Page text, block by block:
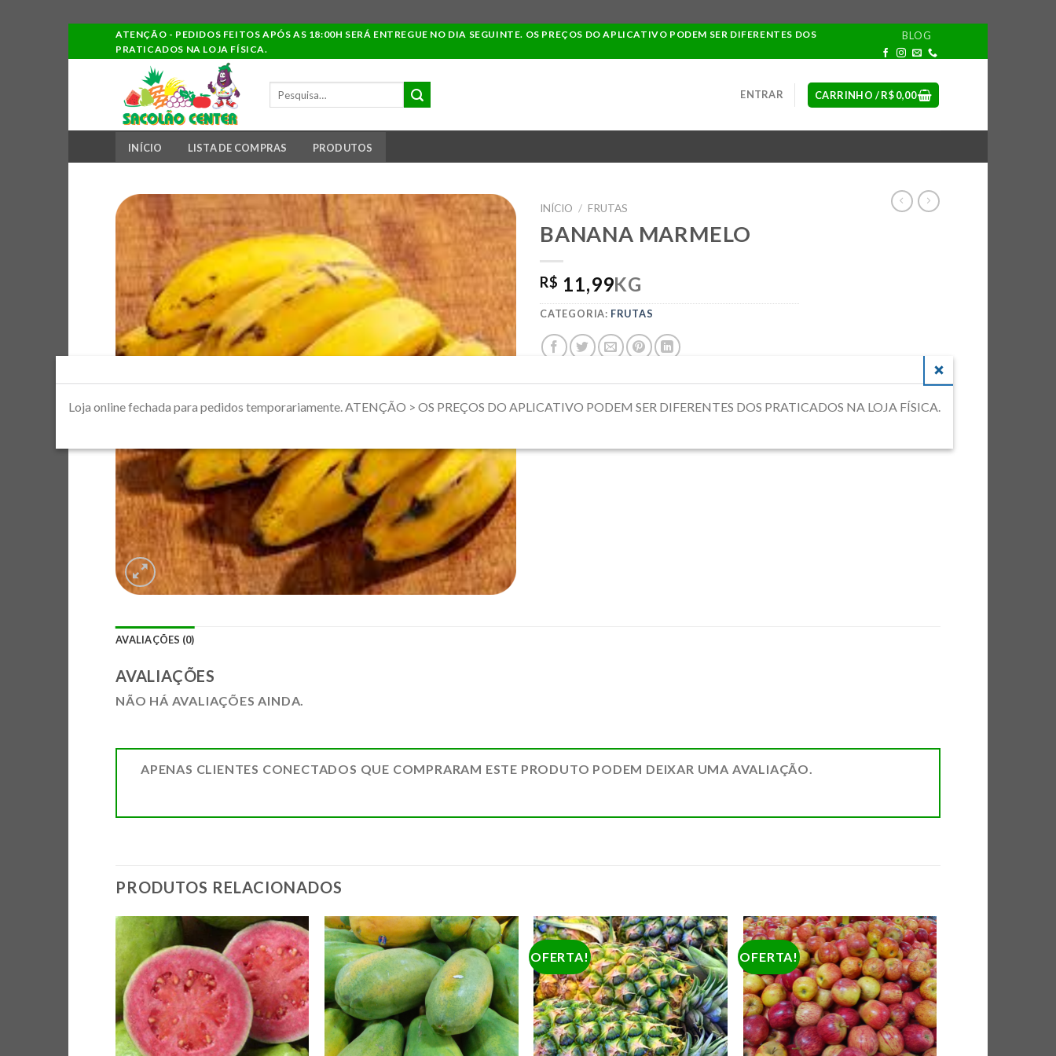
ATENÇÃO - PEDIDOS FEITOS APÓS AS 18:00H SERÁ ENTREGUE NO DIA SEGUINTE. OS PREÇOS DO APLICATIVO PODEM SER DIFERENTES DOS
PRATICADOS NA LOJA FÍSICA.
BLOG
PESQUISAR
POR:
ENTRAR CARRINHO /R$0,00
INÍCIO LISTA DE COMPRAS PRODUTOS
ADICIONAR
A LISTA DE
COMPRAS
INÍCIO / FRUTAS
BANANA MARMELO
R$ 11,99KG
CATEGORIA: FRUTAS
AVALIAÇÕES (0)
AVALIAÇÕES
NÃO HÁ AVALIAÇÕES AINDA.
APENAS CLIENTES CONECTADOS QUE COMPRARAM ESTE PRODUTO PODEM DEIXAR UMA AVALIAÇÃO.
PRODUTOS RELACIONADOS
ADICIONAR
A LISTA DE
COMPRAS
ADICIONAR
A LISTA DE
COMPRAS
OFERTA!
ADICIONAR
A LISTA DE
COMPRAS
OFERTA!
ADICIONAR
A LISTA DE
COMPRAS
Loja online fechada para pedidos temporariamente. ATENÇÃO > OS PREÇOS DO APLICATIVO PODEM SER DIFERENTES DOS PRATICADOS NA LOJA FÍSICA.